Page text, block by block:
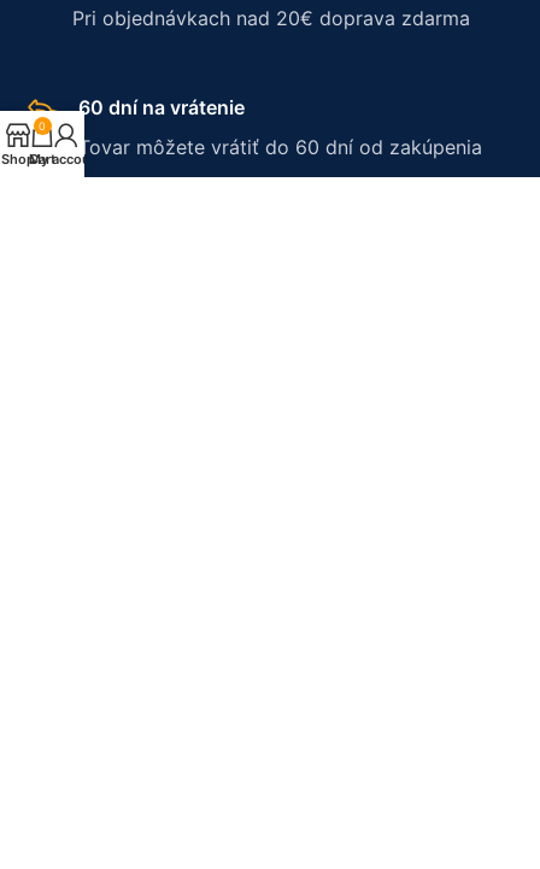
Pri objednávkach nad 20€ doprava zdarma
60 dní na vrátenie
Tovar môžete vrátiť do 60 dní od zakúpenia
Shop
0
Cart
My account